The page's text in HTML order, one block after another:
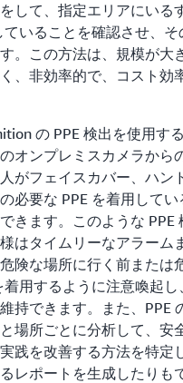
して、指定エリアにいる
ていることを確認させ、
。この方法は、規模が大
、非効率的で、コスト効
の PPE 検出を使用す
オンプレミスカメラから
がフェイスカバー、ハン
必要な PPE を着用して
きます。このような PPE
はタイムリーなアラーム
険な場所に行く前または
着用するように注意喚起
持できます。また、PPE
場所ごとに分析して、安
践を改善する方法を特定
レポートを生成したりも